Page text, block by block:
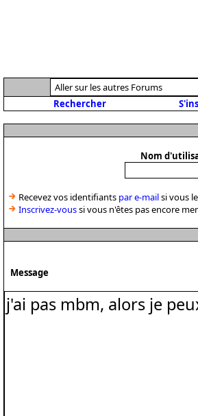
Rechercher
Nom
Recevez vos identifiants par e-mailsi vous
Inscrivez-voussi vous n'êtes pas encore
Message